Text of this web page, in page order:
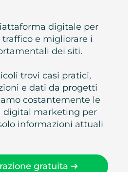
digitale per
e migliorare i
dei siti.
trovi casi pratici,
e dati da progetti
costantemente le
digital marketing per
informazioni attuali
gratuita